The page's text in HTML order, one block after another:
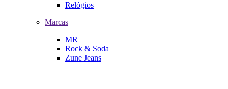
Relógios
Marcas
MR
Rock & Soda
Zune Jeans